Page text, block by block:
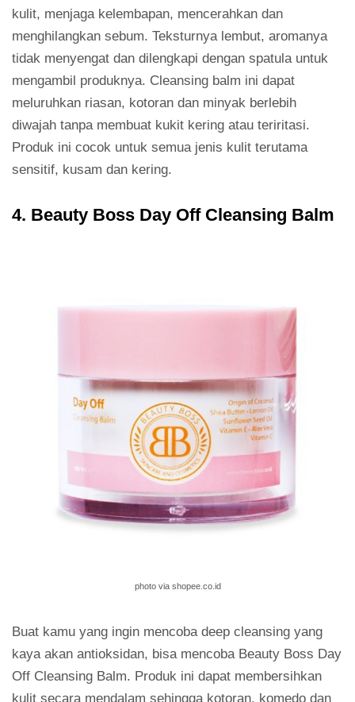
kulit, menjaga kelembapan, mencerahkan dan
menghilangkan sebum. Teksturnya lembut, aromanya
tidak menyengat dan dilengkapi dengan spatula untuk
mengambil produknya. Cleansing balm ini dapat
meluruhkan riasan, kotoran dan minyak berlebih
diwajah tanpa membuat kukit kering atau teriritasi.
Produk ini cocok untuk semua jenis kulit terutama
sensitif, kusam dan kering.
4. Beauty Boss Day Off Cleansing Balm
photo via shopee.co.id
Buat kamu yang ingin mencoba deep cleansing yang
kaya akan antioksidan, bisa mencoba Beauty Boss Day
Off Cleansing Balm. Produk ini dapat membersihkan
kulit secara mendalam sehingga kotoran, komedo dan